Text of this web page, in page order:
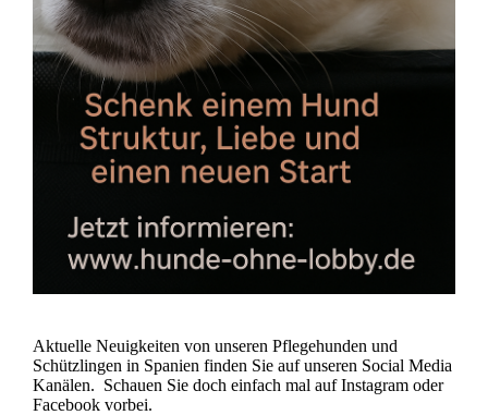
Aktuelle Neuigkeiten von unseren Pflegehunden und
Schützlingen in Spanien finden Sie auf unseren Social Media
Kanälen. Schauen Sie doch einfach mal auf Instagram oder
Facebook vorbei.